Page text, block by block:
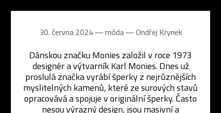
30. června 2024 ― móda ―Ondřej Krynek
Dánskou značku Monies založil v roce 1973
designér a výtvarník Karl Monies. Dnes už
proslulá značka vyrábí šperky z nejrůznějších
myslitelných kamenů, které ze surových stavů
opracovává a spojuje v originální šperky. Často
nesou výrazný design, jsou masivní a